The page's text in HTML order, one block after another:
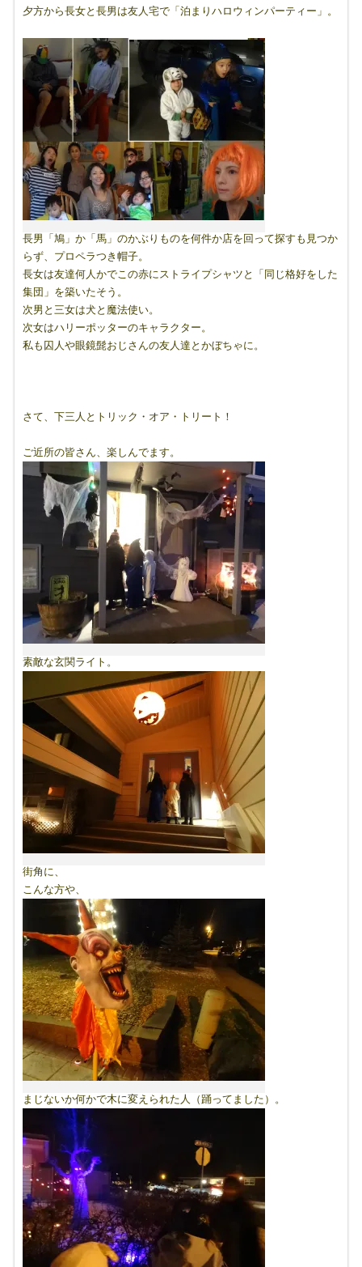
夕方から長女と長男は友人宅で「泊まりハロウィンパーティー」。
長男「鳩」か「馬」のかぶりものを何件か店を回って探すも見つか
らず、プロペラつき帽子。
長女は友達何人かでこの赤にストライプシャツと「同じ格好をした
集団」を築いたそう。
次男と三女は犬と魔法使い。
次女はハリーポッターのキャラクター。
私も囚人や眼鏡髭おじさんの友人達とかぼちゃに。
さて、下三人とトリック・オア・トリート！
ご近所の皆さん、楽しんでます。
素敵な玄関ライト。
街角に、
こんな方や、
まじないか何かで木に変えられた人（踊ってました）。